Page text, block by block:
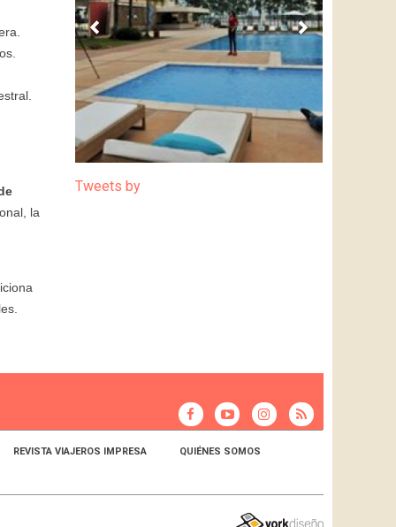
la
Tweets by
REVISTA VIAJEROS IMPRESA
QUIÉNES SOMOS